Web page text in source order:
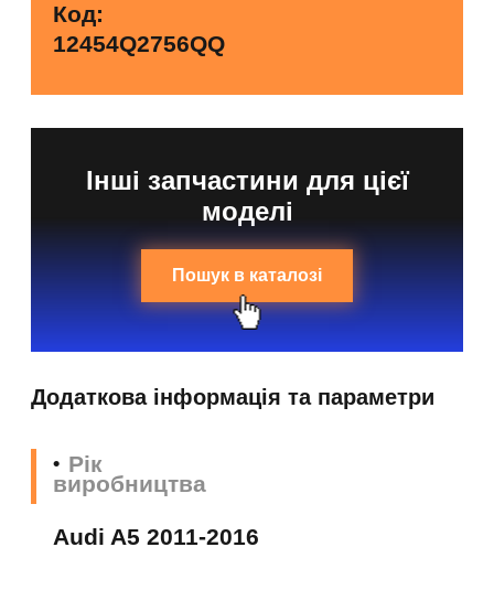
Код:
12454Q2756QQ
Інші запчастини для цієї
моделі
Пошук в каталозі
Додаткова інформація та параметри
Рік
виробництва
Audi A5 2011-2016